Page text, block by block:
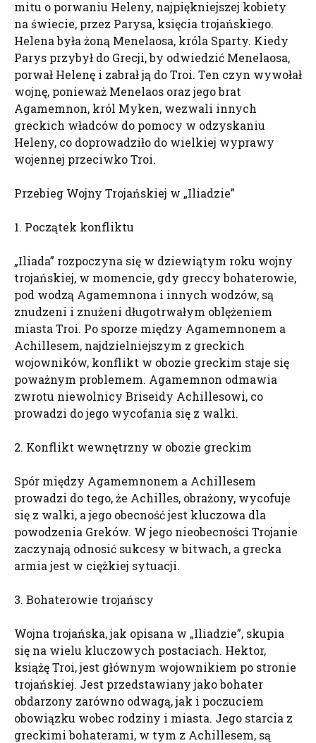
mitu o porwaniu Heleny, najpiękniejszej kobiety
na świecie, przez Parysa, księcia trojańskiego.
Helena była żoną Menelaosa, króla Sparty. Kiedy
Parys przybył do Grecji, by odwiedzić Menelaosa,
porwał Helenę i zabrał ją do Troi. Ten czyn wywołał
wojnę, ponieważ Menelaos oraz jego brat
Agamemnon, król Myken, wezwali innych
greckich władców do pomocy w odzyskaniu
Heleny, co doprowadziło do wielkiej wyprawy
wojennej przeciwko Troi.
Przebieg Wojny Trojańskiej w „Iliadzie”
1. Początek konfliktu
„Iliada” rozpoczyna się w dziewiątym roku wojny
trojańskiej, w momencie, gdy greccy bohaterowie,
pod wodzą Agamemnona i innych wodzów, są
znudzeni i znużeni długotrwałym oblężeniem
miasta Troi. Po sporze między Agamemnonem a
Achillesem, najdzielniejszym z greckich
wojowników, konflikt w obozie greckim staje się
poważnym problemem. Agamemnon odmawia
zwrotu niewolnicy Briseidy Achillesowi, co
prowadzi do jego wycofania się z walki.
2. Konflikt wewnętrzny w obozie greckim
Spór między Agamemnonem a Achillesem
prowadzi do tego, że Achilles, obrażony, wycofuje
się z walki, a jego obecność jest kluczowa dla
powodzenia Greków. W jego nieobecności Trojanie
zaczynają odnosić sukcesy w bitwach, a grecka
armia jest w ciężkiej sytuacji.
3. Bohaterowie trojańscy
Wojna trojańska, jak opisana w „Iliadzie”, skupia
się na wielu kluczowych postaciach. Hektor,
książę Troi, jest głównym wojownikiem po stronie
trojańskiej. Jest przedstawiany jako bohater
obdarzony zarówno odwagą, jak i poczuciem
obowiązku wobec rodziny i miasta. Jego starcia z
greckimi bohaterami, w tym z Achillesem, są